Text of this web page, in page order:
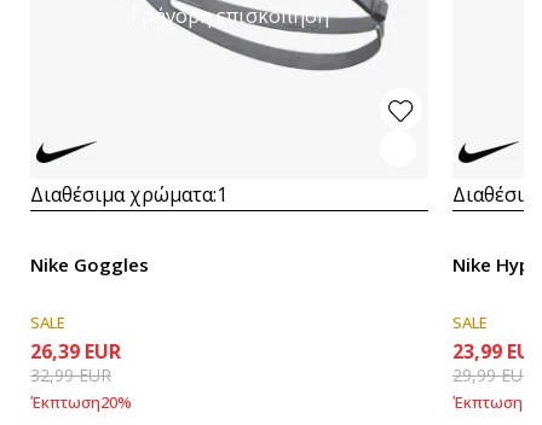
Γρήγορη επισκόπηση
Διαθέσιμα χρώματα:1
Nike Goggles
SALE
26,39 EUR
32,99EUR
Έκπτωση20%
Nike
SALE
23,99 EUR
29,99EUR
Έκπτωση